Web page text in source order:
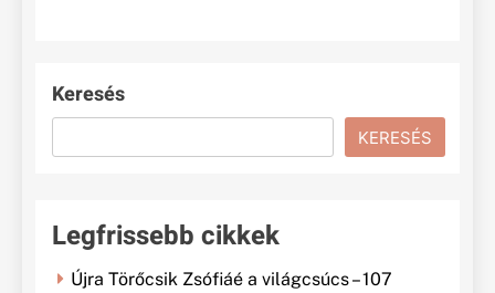
Keresés
KERESÉS
Legfrissebb cikkek
Újra Törőcsik Zsófiáé a világcsúcs – 107